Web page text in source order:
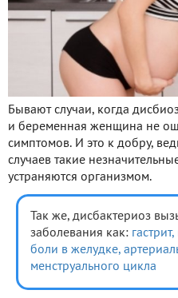
Бывают случаи, когда
и беременная женщина не
симптомов. И это к добру,
случаев такие
устраняются организмом.
Так же, дисбактериоз
заболевания как: гастрит,
боли в желудке,
менструального цикла